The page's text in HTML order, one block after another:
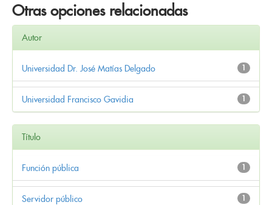
Otras opciones relacionadas
Autor
1
Universidad Dr. José Matías Delgado
1
Universidad Francisco Gavidia
Título
1
Función pública
1
Servidor público